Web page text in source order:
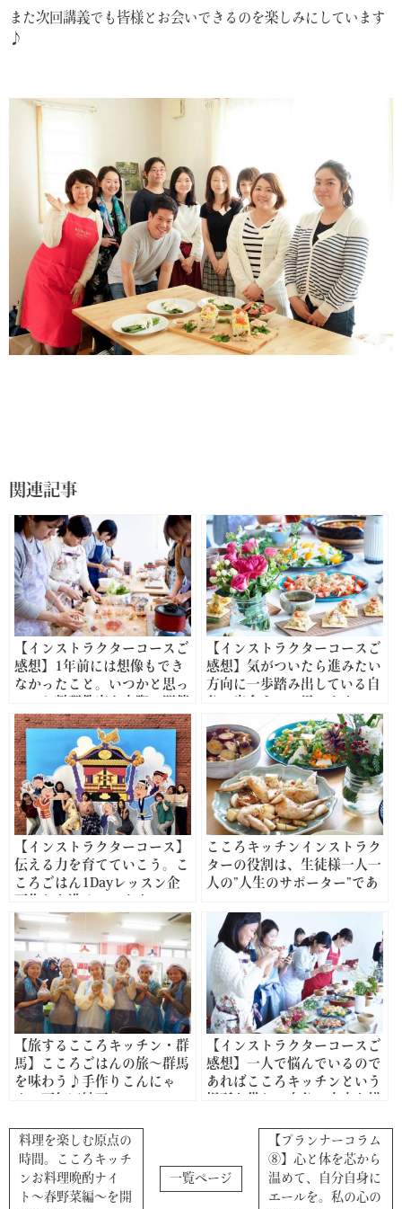
また次回講義でも皆様とお会いできるのを楽しみにしています
♪
関連記事
【インストラクターコースご
感想】1年前には想像もでき
なかったこと。いつかと思っ
することができました。
【インストラクターコースご
感想】気がついたら進みたい
方向に一歩踏み出している自
【インストラクターコース】
伝える力を育てていこう。こ
ころごはん1Dayレッスン企
こころキッチンインストラク
ターの役割は、生徒様一人一
人の”人生のサポーター”であ
【旅するこころキッチン・群
馬】こころごはんの旅〜群馬
を味わう♪手作りこんにゃ
【インストラクターコースご
感想】一人で悩んでいるので
あればこころキッチンという
料理を楽しむ原点の
時間。こころキッチ
ンお料理晩酌ナイ
ト〜春野菜編〜を開
一覧ページ
【プランナーコラム
⑧】心と体を芯から
温めて、自分自身に
エールを。私の心の